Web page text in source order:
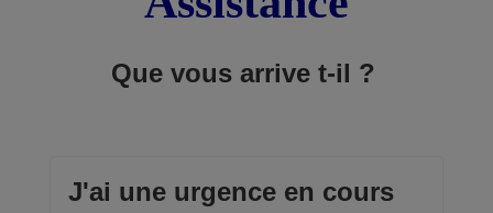
Que vous arrive t-il ?
J'ai une urgence en cours